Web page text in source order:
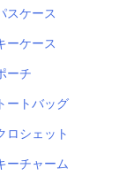
スケース
ーケース
ーチ
トートバッグ
ロシェット
ーチャーム